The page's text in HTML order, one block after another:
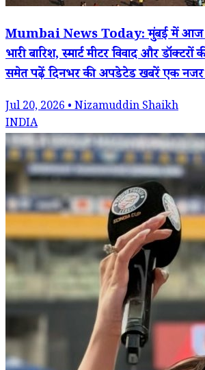
Mumbai News Today: मुंबई में आज
भारी बारिश, स्मार्ट मीटर विवाद और डॉक्टरों
समेत पढ़ें दिनभर की अपडेटेड खबरें एक
Jul 20, 2026 • Nizamuddin Shaikh
INDIA